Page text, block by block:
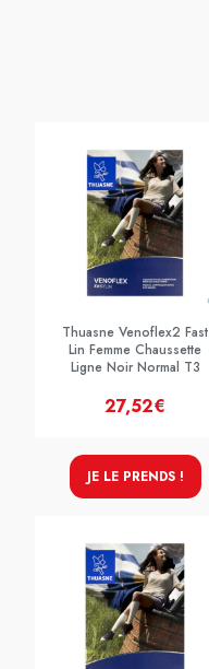
Thuasne Venoflex2 Fast
Lin Femme Chaussette
Ligne Noir Normal T3
27,52€
JE LE PRENDS !